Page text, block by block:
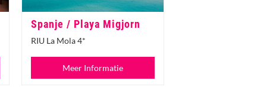
Spanje / Playa Migjorn
RIU La Mola 4*
Meer Informatie